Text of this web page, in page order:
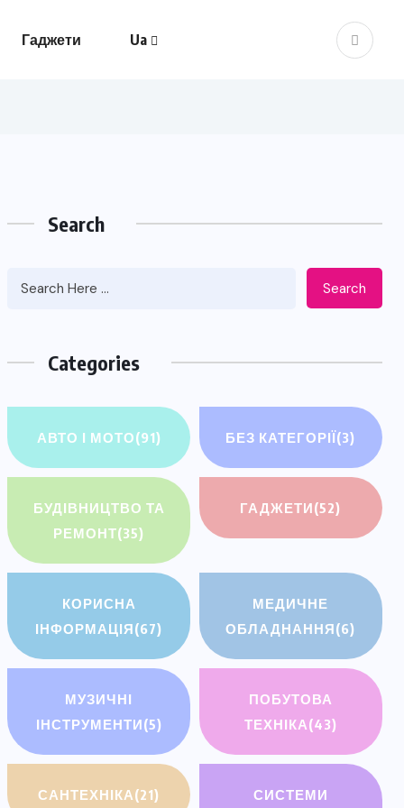
Гаджети Ua
Search
Search
Categories
АВТО І МОТО(91) БЕЗ КАТЕГОРІЇ(3)
БУДІВНИЦТВО ТА
РЕМОНТ(35)
ГАДЖЕТИ(52)
КОРИСНА
ІНФОРМАЦІЯ(67)
МЕДИЧНЕ
ОБЛАДНАННЯ(6)
МУЗИЧНІ
ІНСТРУМЕНТИ(5)
ПОБУТОВА
ТЕХНІКА(43)
САНТЕХНІКА(21)
СИСТЕМИ